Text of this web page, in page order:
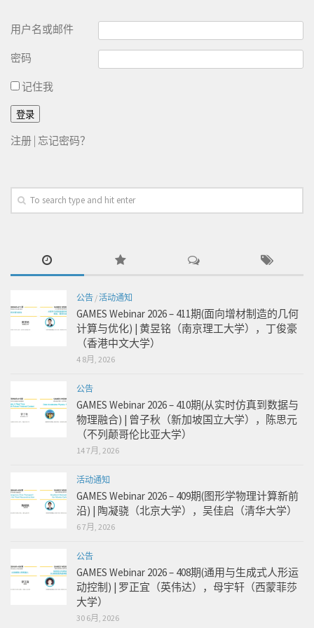
用户名或邮件
密码
记住我
注册 | 忘记密码？
公告 /活动通知
GAMES Webinar 2026 – 411期(面向增材制造的几何
计算与优化) | 黄昱铭（南京理工大学），丁俊豪
（香港中文大学）
4 8月, 2026
公告
GAMES Webinar 2026 – 410期(从实时仿真到数据与
物理融合) | 曾子秋（新加坡国立大学），陈思元
（不列颠哥伦比亚大学）
14 7月, 2026
活动通知
GAMES Webinar 2026 – 409期(图形学物理计算新前
沿) | 陶凝骁（北京大学），吴佳启（清华大学）
6 7月, 2026
公告
GAMES Webinar 2026 – 408期(通用与生成式人形运
动控制) | 罗正宜（英伟达），母宇轩（西蒙菲莎
大学）
30 6月, 2026